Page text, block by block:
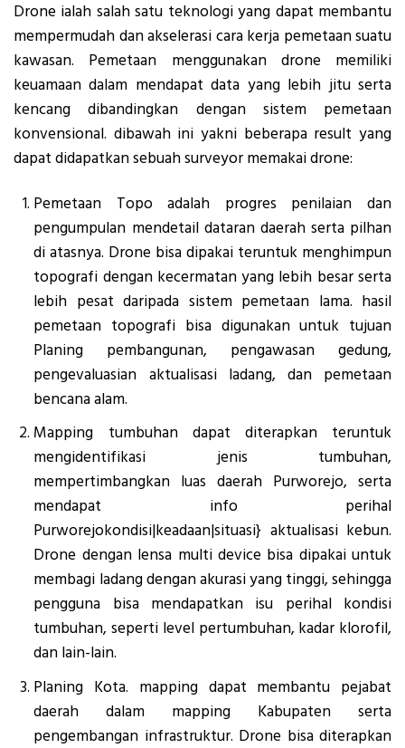
Drone ialah salah satu teknologi yang dapat membantu
mempermudah dan akselerasi cara kerja pemetaan suatu
kawasan. Pemetaan menggunakan drone memiliki
keuamaan dalam mendapat data yang lebih jitu serta
kencang dibandingkan dengan sistem pemetaan
konvensional. dibawah ini yakni beberapa result yang
dapat didapatkan sebuah surveyor memakai drone:
Pemetaan Topo adalah progres penilaian dan
pengumpulan mendetail dataran daerah serta pilhan
di atasnya. Drone bisa dipakai teruntuk menghimpun
topografi dengan kecermatan yang lebih besar serta
lebih pesat daripada sistem pemetaan lama. hasil
pemetaan topografi bisa digunakan untuk tujuan
Planing pembangunan, pengawasan gedung,
pengevaluasian aktualisasi ladang, dan pemetaan
bencana alam.
Mapping tumbuhan dapat diterapkan teruntuk
mengidentifikasi jenis tumbuhan,
mempertimbangkan luas daerah Purworejo, serta
mendapat info perihal
Purworejokondisi|keadaan|situasi} aktualisasi kebun.
Drone dengan lensa multi device bisa dipakai untuk
membagi ladang dengan akurasi yang tinggi, sehingga
pengguna bisa mendapatkan isu perihal kondisi
tumbuhan, seperti level pertumbuhan, kadar klorofil,
dan lain-lain.
Planing Kota. mapping dapat membantu pejabat
daerah dalam mapping Kabupaten serta
pengembangan infrastruktur. Drone bisa diterapkan